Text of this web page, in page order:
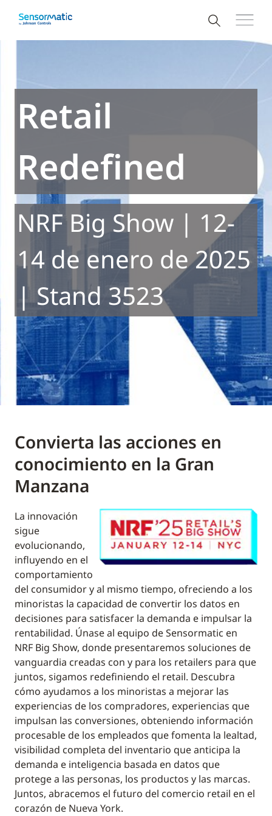
Retail
Redefined
NRF Big Show | 12-
14 de enero de 2025
| Stand 3523
Convierta las acciones en
conocimiento en la Gran
Manzana
La innovación
sigue
evolucionando,
influyendo en el
comportamiento
del consumidor y al mismo tiempo, ofreciendo a los
minoristas la capacidad de convertir los datos en
decisiones para satisfacer la demanda e impulsar la
rentabilidad. Únase al equipo de Sensormatic en
NRF Big Show, donde presentaremos soluciones de
vanguardia creadas con y para los retailers para que
juntos, sigamos redefiniendo el retail. Descubra
cómo ayudamos a los minoristas a mejorar las
experiencias de los compradores, experiencias que
impulsan las conversiones, obteniendo información
procesable de los empleados que fomenta la lealtad,
visibilidad completa del inventario que anticipa la
demanda e inteligencia basada en datos que
protege a las personas, los productos y las marcas.
Juntos, abracemos el futuro del comercio retail en el
corazón de Nueva York.